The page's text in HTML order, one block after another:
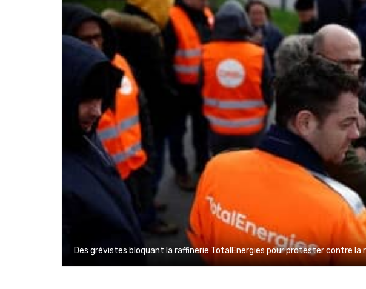
Des grévistes bloquant la raffinerie TotalEnergies pour protester contre